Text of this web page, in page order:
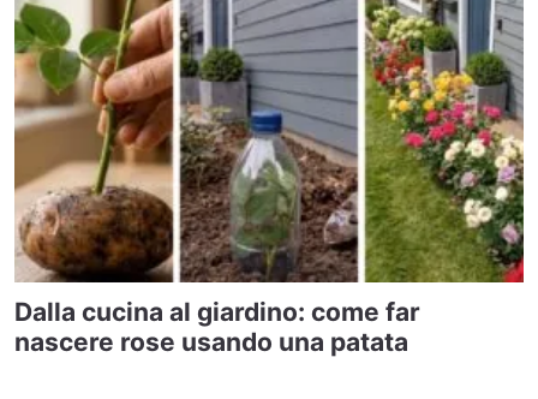
Dalla cucina al giardino: come far
nascere rose usando una patata